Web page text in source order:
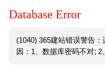
Database Error
(1040) 365建站错误警告
因：1、数据库密码不对; 2